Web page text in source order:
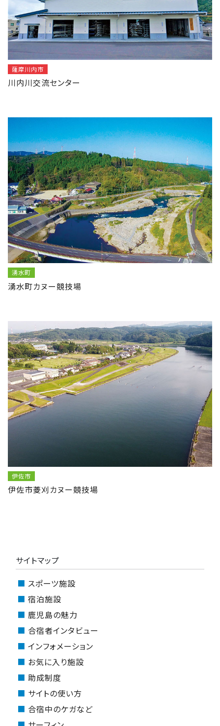
薩摩川内市
川内川交流センター
湧水町
湧水町カヌー競技場
伊佐市
伊佐市菱刈カヌー競技場
サイトマップ
スポーツ施設
宿泊施設
鹿児島の魅力
合宿者インタビュー
インフォメーション
お気に入り施設
助成制度
サイトの使い方
合宿中のケガなど